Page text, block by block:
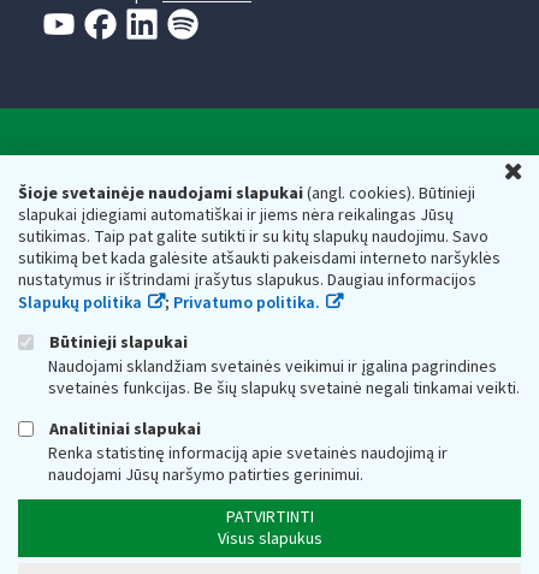
Šioje svetainėje naudojami slapukai(angl. cookies). Būtinieji
slapukai įdiegiami automatiškai ir jiems nėra reikalingas Jūsų
sutikimas. Taip pat galite sutikti ir su kitų slapukų naudojimu. Savo
sutikimą bet kada galėsite atšaukti pakeisdami interneto naršyklės
nustatymus ir ištrindami įrašytus slapukus. Daugiau informacijos
Slapukų politika
; Privatumo politika.
Būtinieji slapukai
Naudojami sklandžiam svetainės veikimui ir įgalina pagrindines
svetainės funkcijas. Be šių slapukų svetainė negali tinkamai veikti.
Analitiniai slapukai
Renka statistinę informaciją apie svetainės naudojimą ir
naudojami Jūsų naršymo patirties gerinimui.
PATVIRTINTI
Visus slapukus
Respublikos finansų ministerijos
Biudžetinė įstaiga. Juridinio asmens kodas — 188659752,
adresas: Vasario 16-osios g. 14, 01107 Vilnius, Lietuva, el.paštas:
vmi@vmi.lt, E. pristatymo dėžutės adresas 188659752
Duomenys apie Valstybinę mokesčių inspekciją prie Lietuvos
Respublikos finansų ministerijos kaupiami ir saugomi Juridinių